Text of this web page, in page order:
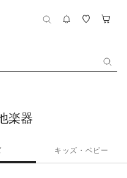
楽器
キッズ・ベビー